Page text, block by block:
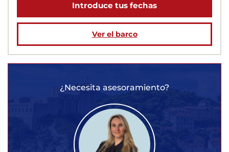
Introduce tus fechas
Ver el barco
¿Necesita asesoramiento?